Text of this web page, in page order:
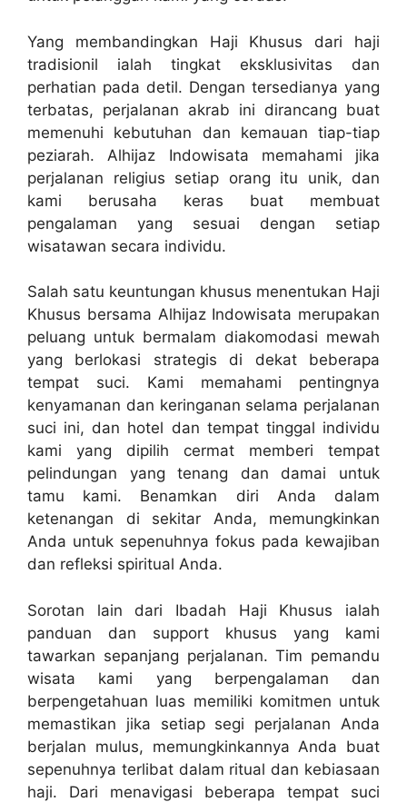
Yang membandingkan Haji Khusus dari haji
tradisionil ialah tingkat eksklusivitas dan
perhatian pada detil. Dengan tersedianya yang
terbatas, perjalanan akrab ini dirancang buat
memenuhi kebutuhan dan kemauan tiap-tiap
peziarah. Alhijaz Indowisata memahami jika
perjalanan religius setiap orang itu unik, dan
kami berusaha keras buat membuat
pengalaman yang sesuai dengan setiap
wisatawan secara individu.
Salah satu keuntungan khusus menentukan Haji
Khusus bersama Alhijaz Indowisata merupakan
peluang untuk bermalam diakomodasi mewah
yang berlokasi strategis di dekat beberapa
tempat suci. Kami memahami pentingnya
kenyamanan dan keringanan selama perjalanan
suci ini, dan hotel dan tempat tinggal individu
kami yang dipilih cermat memberi tempat
pelindungan yang tenang dan damai untuk
tamu kami. Benamkan diri Anda dalam
ketenangan di sekitar Anda, memungkinkan
Anda untuk sepenuhnya fokus pada kewajiban
dan refleksi spiritual Anda.
Sorotan lain dari Ibadah Haji Khusus ialah
panduan dan support khusus yang kami
tawarkan sepanjang perjalanan. Tim pemandu
wisata kami yang berpengalaman dan
berpengetahuan luas memiliki komitmen untuk
memastikan jika setiap segi perjalanan Anda
berjalan mulus, memungkinkannya Anda buat
sepenuhnya terlibat dalam ritual dan kebiasaan
haji. Dari menavigasi beberapa tempat suci